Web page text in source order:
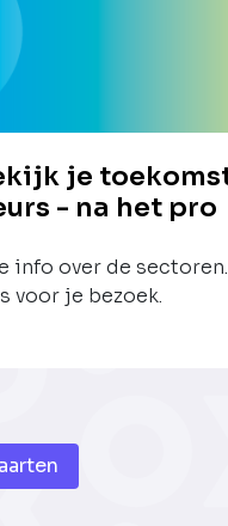
je
- na het pro
info over de
voor je bezoek.